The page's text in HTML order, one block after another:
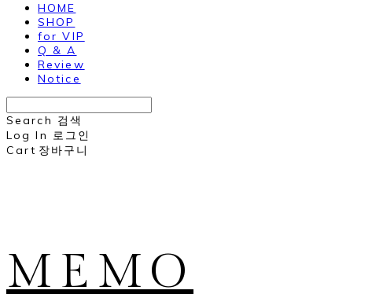
HOME
SHOP
for VIP
Q & A
Review
Notice
Search 검색
Log In 로그인
Cart 장바구니
MEMO